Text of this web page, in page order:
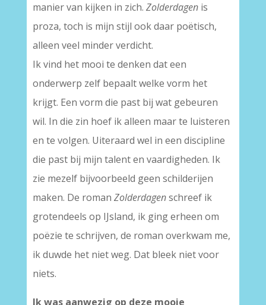
manier van kijken in zich. Zolderdagenis
proza, toch is mijn stijl ook daar poëtisch,
alleen veel minder verdicht.
Ik vind het mooi te denken dat een
onderwerp zelf bepaalt welke vorm het
krijgt. Een vorm die past bij wat gebeuren
wil. In die zin hoef ik alleen maar te luisteren
en te volgen. Uiteraard wel in een discipline
die past bij mijn talent en vaardigheden. Ik
zie mezelf bijvoorbeeld geen schilderijen
maken. De roman Zolderdagenschreef ik
grotendeels op IJsland, ik ging erheen om
poëzie te schrijven, de roman overkwam me,
ik duwde het niet weg. Dat bleek niet voor
niets.
Ik was aanwezig op deze mooie